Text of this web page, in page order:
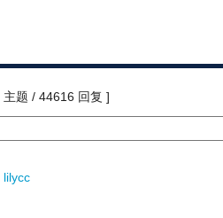
主题 / 44616 回复 ]
lilycc